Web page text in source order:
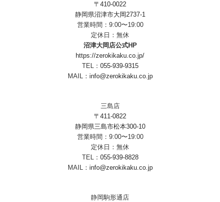
〒410-0022
静岡県沼津市大岡2737-1
営業時間：9:00〜19:00
定休日：無休
沼津大岡店公式HP
https://zerokikaku.co.jp/
TEL： 055-939-9315
MAIL： info@zerokikaku.co.jp
三島店
〒411-0822
静岡県三島市松本300-10
営業時間：9:00〜19:00
定休日：無休
TEL： 055-939-8828
MAIL： info@zerokikaku.co.jp
静岡駒形通店